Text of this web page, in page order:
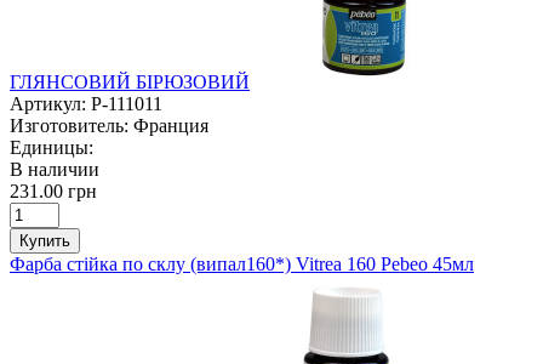
ГЛЯНСОВИЙ БІРЮЗОВИЙ
Артикул: P-111011
Изготовитель: Франция
Единицы:
В наличии
231.00 грн
Купить
Фарба стійка по склу (випал160*) Vitrea 160 Pebeo 45мл